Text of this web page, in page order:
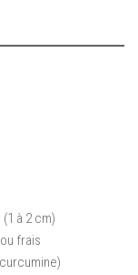
à 2 cm)
frais